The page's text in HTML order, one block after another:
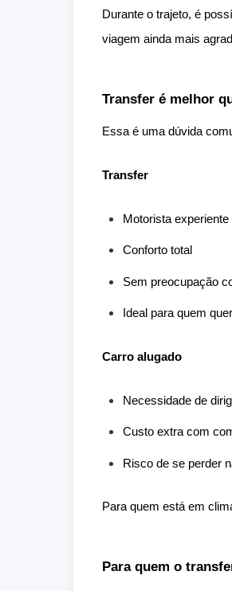
Durante o trajeto, é
viagem ainda mais
Transfer é melhor
Essa é uma dúvida
Transfer
Motorista experiente
Conforto total
Sem preocupação
Ideal para quem
Carro alugado
Necessidade de
Custo extra com
Risco de se perder
Para quem está em
Para quem o